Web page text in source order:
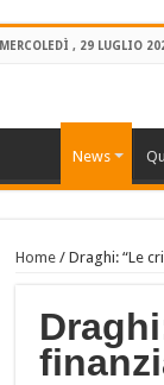
MERCOLEDÌ , 29 LUGLIO
News
Home/ Draghi: “Le